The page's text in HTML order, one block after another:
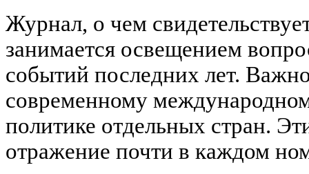
Журнал, о чем
занимается освещением
событий последних лет.
современному
политике отдельных стран.
отражение почти в каждом